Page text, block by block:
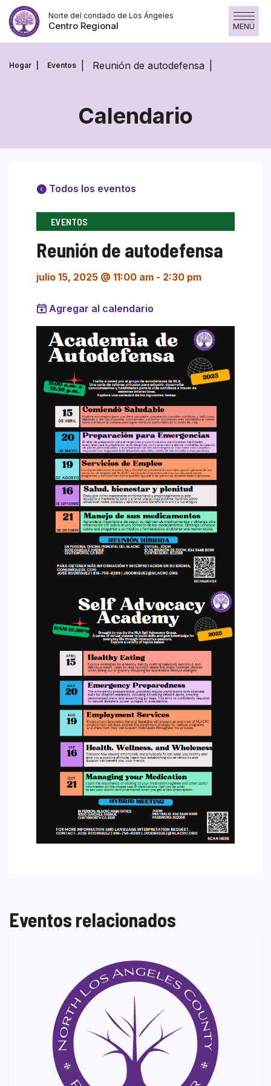
Saltar
contenido
Norte del condado de Los Ángeles
Centro Regional MENÚ
Hogar Eventos Reunión de autodefensa
Calendario
Todos los eventos
EVENTOS
Reunión de autodefensa
julio 15, 2025 @ 11:00 am - 2:30 pm
Agregar al calendario
Eventos relacionados